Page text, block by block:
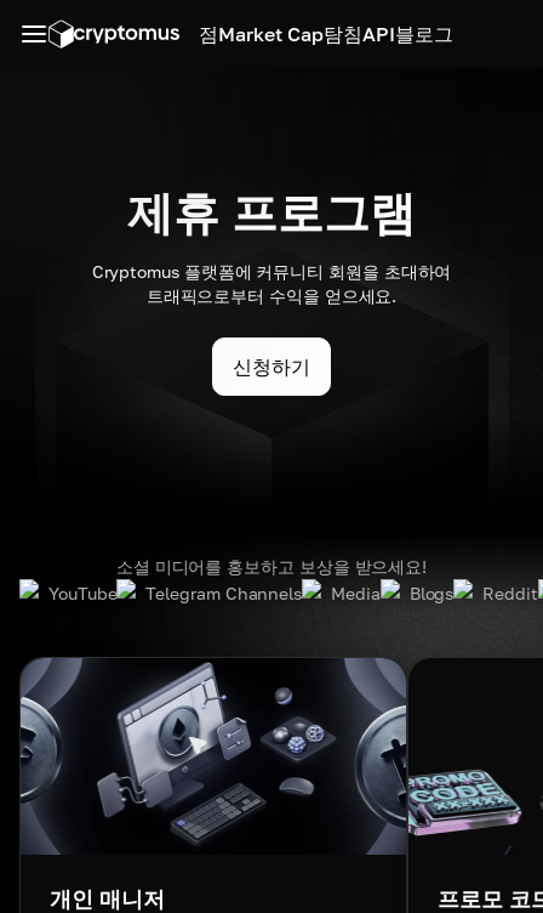
점Market Cap탐침API블로그
제휴 프로그램
Cryptomus 플랫폼에 커뮤니티 회원을 초대하여
트래픽으로부터 수익을 얻으세요.
신청하기
소셜 미디어를 홍보하고 보상을 받으세요!
YouTube
Telegram Channels Media Blogs Reddit
개인 매니저 프로모 코